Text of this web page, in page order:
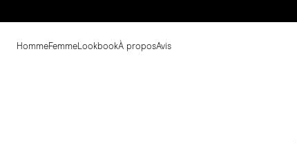
HommeFemme LookbookÀ proposAvis